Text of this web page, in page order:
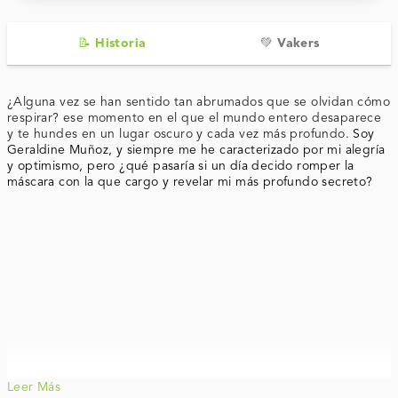
📝 Historia 💚 Vakers
¿Alguna vez se han sentido tan abrumados que se olvidan cómo
respirar? ese momento en el que el mundo entero desaparece
y te hundes en un lugar oscuro y cada vez más profundo. Soy
Geraldine Muñoz, y siempre me he caracterizado por mi alegría
y optimismo, pero ¿qué pasaría si un día decido romper la
máscara con la que cargo y revelar mi más profundo secreto?
Leer Más